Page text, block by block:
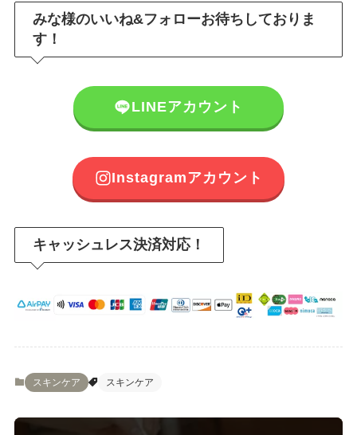
みな様のいいね&フォローお待ちしておりま
す！
LINEアカウント
Instagramアカウント
キャッシュレス決済対応！
スキンケア スキンケア